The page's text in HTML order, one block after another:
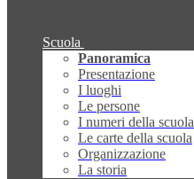
Scuola
Panoramica
Presentazione
I luoghi
Le persone
I numeri della scuola
Le carte della scuola
Organizzazione
La storia